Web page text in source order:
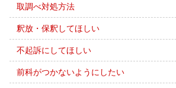
取調べ対処方法
釈放・保釈してほしい
不起訴にしてほしい
前科がつかないようにしたい